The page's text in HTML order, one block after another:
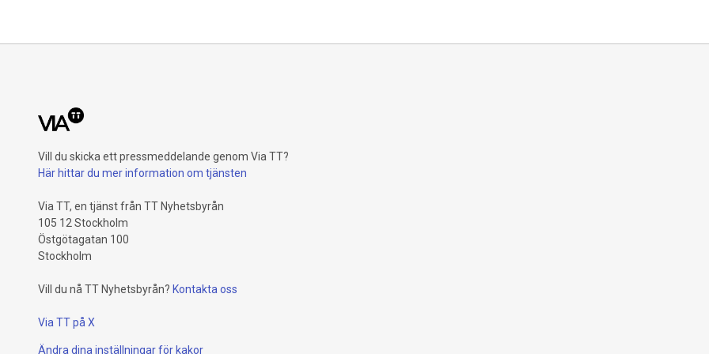
Vill du skicka ett pressmeddelande genom Via TT?
Här hittar du mer information om tjänsten
Via TT, en tjänst från TT Nyhetsbyrån
105 12 Stockholm
Östgötagatan 100
Stockholm
Vill du nå TT Nyhetsbyrån? Kontakta oss
Via TT på X
Ändra dina inställningar för kakor